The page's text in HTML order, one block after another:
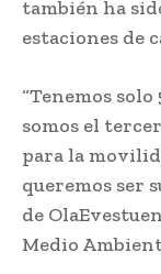
también ha
estaciones de
“Tenemos
somos el
para la
queremos ser
de
Medio